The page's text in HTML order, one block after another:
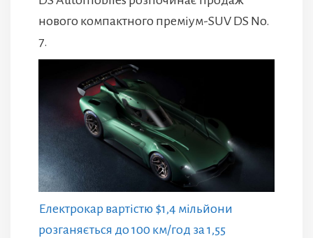
нового компактного преміум-SUV DS No.
7.
Електрокар вартістю $1,4 мільйони
розганяється до 100 км/год за 1,55